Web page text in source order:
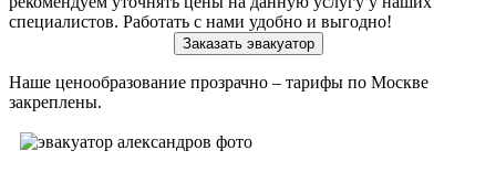
специалистов. Работать с нами удобно и выгодно!
Заказать эвакуатор
Наше ценообразование прозрачно – тарифы по Москве
закреплены.